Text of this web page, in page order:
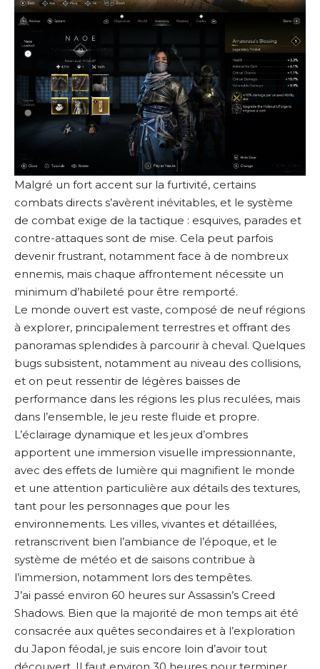
Malgré un fort accent sur la furtivité, certains
combats directs s’avèrent inévitables, et le système
de combat exige de la tactique : esquives, parades et
contre-attaques sont de mise. Cela peut parfois
devenir frustrant, notamment face à de nombreux
ennemis, mais chaque affrontement nécessite un
minimum d’habileté pour être remporté.
Le monde ouvert est vaste, composé de neuf régions
à explorer, principalement terrestres et offrant des
panoramas splendides à parcourir à cheval. Quelques
bugs subsistent, notamment au niveau des collisions,
et on peut ressentir de légères baisses de
performance dans les régions les plus reculées, mais
dans l’ensemble, le jeu reste fluide et propre.
L’éclairage dynamique et les jeux d’ombres
apportent une immersion visuelle impressionnante,
avec des effets de lumière qui magnifient le monde
et une attention particulière aux détails des textures,
tant pour les personnages que pour les
environnements. Les villes, vivantes et détaillées,
retranscrivent bien l’ambiance de l’époque, et le
système de météo et de saisons contribue à
l’immersion, notamment lors des tempêtes.
J’ai passé environ 60 heures sur Assassin’s Creed
Shadows. Bien que la majorité de mon temps ait été
consacrée aux quêtes secondaires et à l’exploration
du Japon féodal, je suis encore loin d’avoir tout